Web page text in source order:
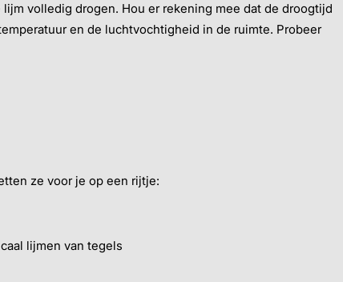
volledig drogen. Hou er rekening mee dat de droogtijd
en de luchtvochtigheid in de ruimte. Probeer
ze voor je op een rijtje:
lijmen van tegels